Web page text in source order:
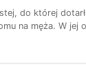
do której
na męża. W